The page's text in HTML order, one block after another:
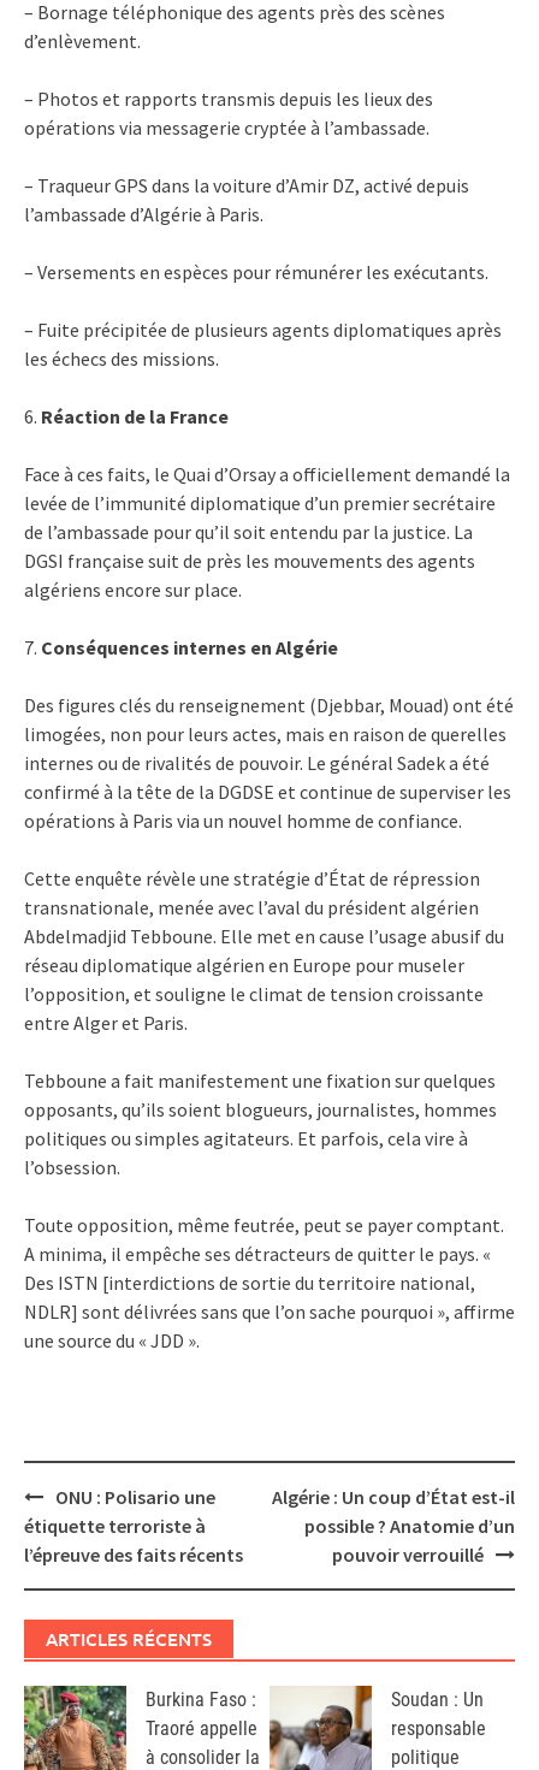
– Bornage téléphonique des agents près des scènes
d’enlèvement.
– Photos et rapports transmis depuis les lieux des
opérations via messagerie cryptée à l’ambassade.
– Traqueur GPS dans la voiture d’Amir DZ, activé depuis
l’ambassade d’Algérie à Paris.
– Versements en espèces pour rémunérer les exécutants.
– Fuite précipitée de plusieurs agents diplomatiques après
les échecs des missions.
6. Réaction de la France
Face à ces faits, le Quai d’Orsay a officiellement demandé la
levée de l’immunité diplomatique d’un premier secrétaire
de l’ambassade pour qu’il soit entendu par la justice. La
DGSI française suit de près les mouvements des agents
algériens encore sur place.
7. Conséquences internes en Algérie
Des figures clés du renseignement (Djebbar, Mouad) ont été
limogées, non pour leurs actes, mais en raison de querelles
internes ou de rivalités de pouvoir. Le général Sadek a été
confirmé à la tête de la DGDSE et continue de superviser les
opérations à Paris via un nouvel homme de confiance.
Cette enquête révèle une stratégie d’État de répression
transnationale, menée avec l’aval du président algérien
Abdelmadjid Tebboune. Elle met en cause l’usage abusif du
réseau diplomatique algérien en Europe pour museler
l’opposition, et souligne le climat de tension croissante
entre Alger et Paris.
Tebboune a fait manifestement une fixation sur quelques
opposants, qu’ils soient blogueurs, journalistes, hommes
politiques ou simples agitateurs. Et parfois, cela vire à
l’obsession.
Toute opposition, même feutrée, peut se payer comptant.
A minima, il empêche ses détracteurs de quitter le pays. «
Des ISTN [interdictions de sortie du territoire national,
NDLR] sont délivrées sans que l’on sache pourquoi », affirme
une source du « JDD ».
Post
navigation
ONU : Polisario une
étiquette terroriste à
l’épreuve des faits récents
Algérie : Un coup d’État est-il
possible ? Anatomie d’un
pouvoir verrouillé
ARTICLES RÉCENTS
Burkina Faso :
Traoré appelle
à consolider la
Soudan : Un
responsable
politique